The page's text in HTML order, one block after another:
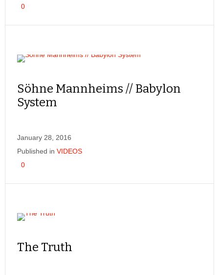
0
Söhne Mannheims // Babylon
System
January 28, 2016
Published in VIDEOS
0
The Truth